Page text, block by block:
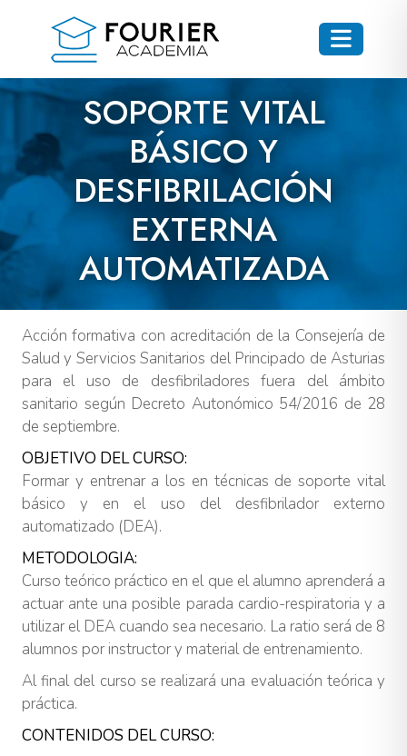
SOPORTE VITAL
BÁSICO Y
DESFIBRILACIÓN
EXTERNA
AUTOMATIZADA
Acción formativa con acreditación de la Consejería de
Salud y Servicios Sanitarios del Principado de Asturias
para el uso de desfibriladores fuera del ámbito
sanitario según Decreto Autonómico 54/2016 de 28
de septiembre.
OBJETIVO DEL CURSO:
Formar y entrenar a los en técnicas de soporte vital
básico y en el uso del desfibrilador externo
automatizado (DEA).
METODOLOGIA:
Curso teórico práctico en el que el alumno aprenderá a
actuar ante una posible parada cardio-respiratoria y a
utilizar el DEA cuando sea necesario. La ratio será de 8
alumnos por instructor y material de entrenamiento.
Al final del curso se realizará una evaluación teórica y
práctica.
CONTENIDOS DEL CURSO: